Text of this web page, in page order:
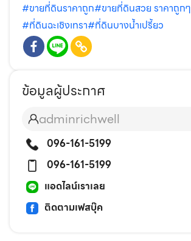
#ขายที่ดินราคาถูก#ขายที่ดินสวย ราคาถูกๆ
#ที่ดินฉะเชิงเทรา#ที่ดินบางน้ำเปรี้ยว
ข้อมูลผู้ประกาศ
adminrichwell
096-161-5199
096-161-5199
แอดไลน์เราเลย
ติดตามเฟสบุ๊ค